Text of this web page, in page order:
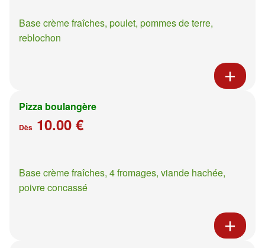
Base crème fraîches, poulet, pommes de terre,
reblochon
Pizza boulangère
Dès 10.00 €
Base crème fraîches, 4 fromages, viande hachée,
poivre concassé